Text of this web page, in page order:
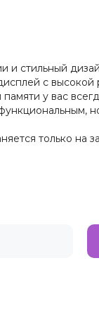
и стильный
с
у вас
только на